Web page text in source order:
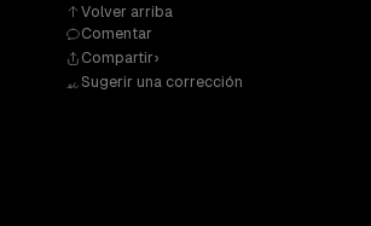
Volver arriba
Comentar
Compartir
Sugerir una corrección